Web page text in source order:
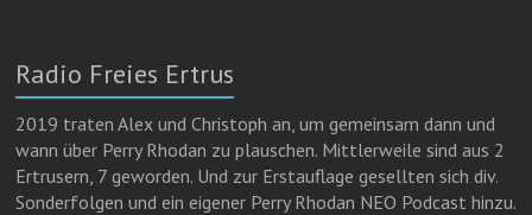
e
r
a
m
m
a
Radio Freies Ertrus
2019 traten Alex und Christoph an, um gemeinsam dann und
wann über Perry Rhodan zu plauschen. Mittlerweile sind aus 2
Ertrusern, 7 geworden. Und zur Erstauflage gesellten sich div.
Sonderfolgen und ein eigener Perry Rhodan NEO Podcast hinzu.